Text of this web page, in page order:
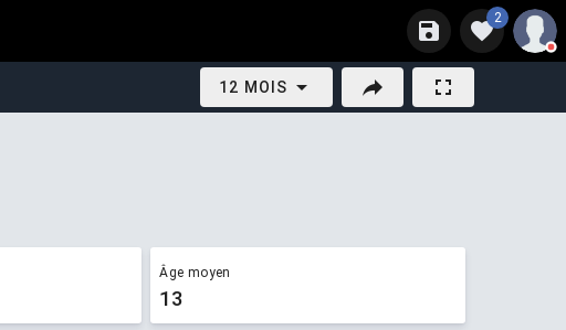
2
12 MOIS
Âge moyen
13